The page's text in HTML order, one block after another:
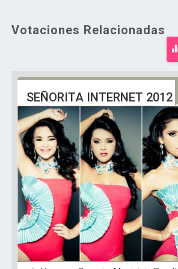
Votaciones Relacionadas
SEÑORITA INTERNET 2012